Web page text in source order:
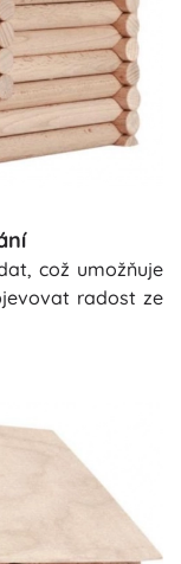
což umožňuje
radost ze